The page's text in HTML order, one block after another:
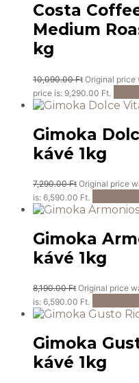
Costa
Medium
kg
10,090.00Ft Original price
price is: 9,290.00 Ft.
Gimoka
kávé 1kg
7,290.00Ft Original price
is: 6,590.00 Ft.
Gimoka
kávé 1kg
8,190.00Ft Original price
is: 6,590.00 Ft.
Gimoka
kávé 1kg